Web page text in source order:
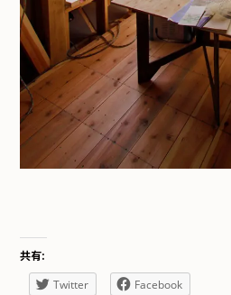
共有:
Twitter
Facebook